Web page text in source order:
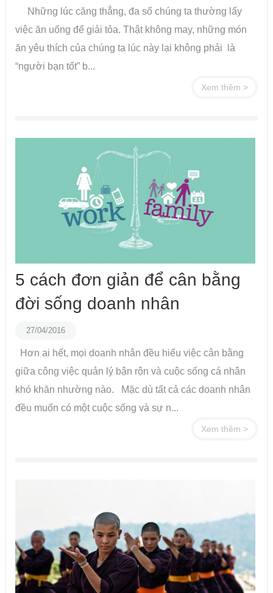
Những lúc căng thẳng, đa số chúng ta thường lấy
việc ăn uống để giải tỏa. Thật không may, những món
ăn yêu thích của chúng ta lúc này lại không phải là
“người bạn tốt” b...
Xem thêm >
5 cách đơn giản để cân bằng
đời sống doanh nhân
27/04/2016
Hơn ai hết, mọi doanh nhân đều hiểu việc cân bằng
giữa công việc quản lý bận rộn và cuộc sống cá nhân
khó khăn nhường nào. Mặc dù tất cả các doanh nhân
đều muốn có một cuộc sống và sự n...
Xem thêm >